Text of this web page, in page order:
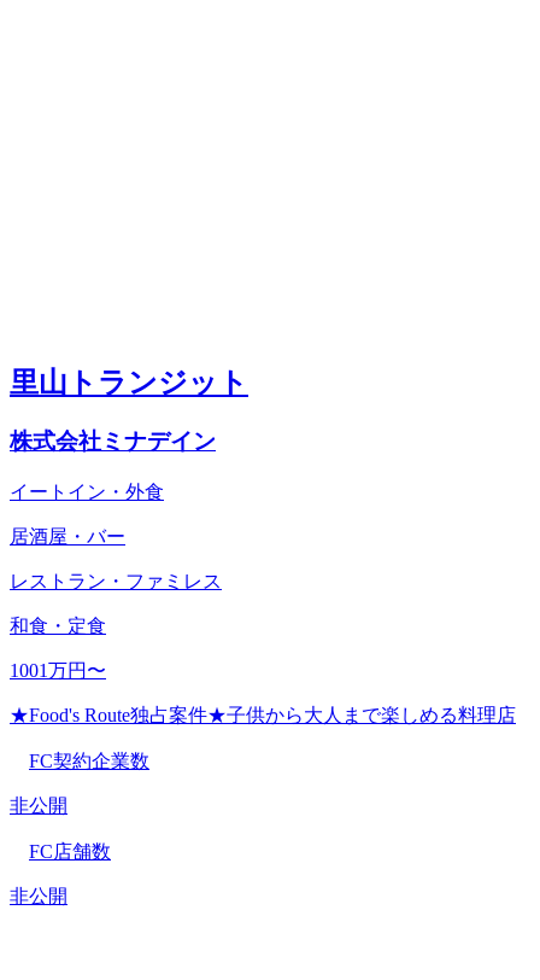
里山トランジット
株式会社ミナデイン
イートイン・外食
居酒屋・バー
レストラン・ファミレス
和食・定食
1001万円〜
★Food's Route独占案件★子供から大人まで楽しめる料理店
FC契約企業数
非公開
FC店舗数
非公開